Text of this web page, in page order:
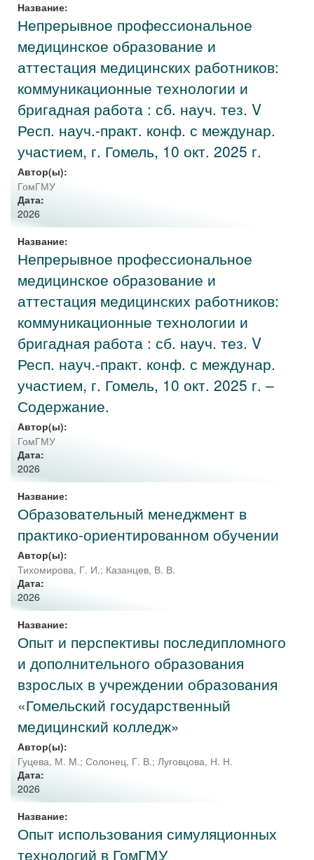
Название:
Непрерывное профессиональное
медицинское образование и
аттестация медицинских работников:
коммуникационные технологии и
бригадная работа : сб. науч. тез. V
Респ. науч.-практ. конф. с междунар.
участием, г. Гомель, 10 окт. 2025 г.
Автор(ы):
ГомГМУ
Дата:
2026
Название:
Непрерывное профессиональное
медицинское образование и
аттестация медицинских работников:
коммуникационные технологии и
бригадная работа : сб. науч. тез. V
Респ. науч.-практ. конф. с междунар.
участием, г. Гомель, 10 окт. 2025 г. –
Содержание.
Автор(ы):
ГомГМУ
Дата:
2026
Название:
Образовательный менеджмент в
практико-ориентированном обучении
Автор(ы):
Тихомирова, Г. И.; Казанцев, В. В.
Дата:
2026
Название:
Опыт и перспективы последипломного
и дополнительного образования
взрослых в учреждении образования
«Гомельский государственный
медицинский колледж»
Автор(ы):
Гуцева, М. М.; Солонец, Г. В.; Луговцова, Н. Н.
Дата:
2026
Название:
Опыт использования симуляционных
технологий в ГомГМУ